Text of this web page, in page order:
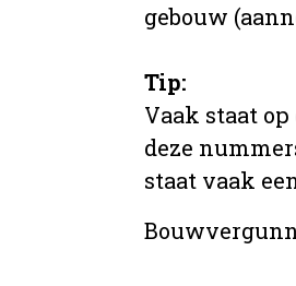
gebouw
Tip:
Vaak staat
deze
staat vaak